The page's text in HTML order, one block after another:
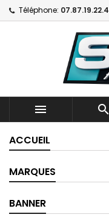
Téléphone:
 
ACCUEIL
MARQUES
BANNER